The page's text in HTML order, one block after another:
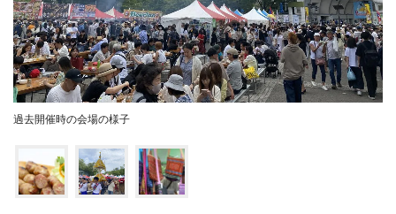
過去開催時の会場の様子